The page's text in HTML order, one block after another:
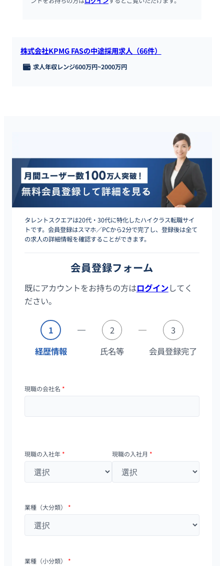
株式会社KPMG FASの中途採用求人（66件）
求人年収レンジ600万円~2000万円
タレントスクエアは20代・30代に特化したハイクラス転職サイ
トです。会員登録はスマホ／PCから2分で完了し、登録後は全て
の求人の詳細情報を確認することができます。
会員登録フォーム
既にアカウントをお持ちの方はログインしてく
ださい。
1
経歴情報
2
氏名等
3
会員登録完了
現職の会社名 *
現職の入社年 * 現職の入社月 *
業種（大分類） *
業種（小分類） *